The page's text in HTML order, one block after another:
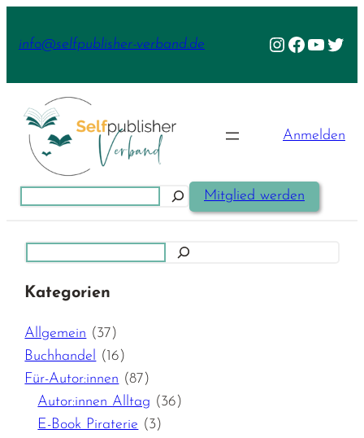
Inhalt
info@selfpublisher-verband.de Instagram
Facebook
Anmelden
Mitglied werden
Kategorien
Allgemein (37)
Buchhandel
(16)
Für-Autor:innen (87)
Autor:innen Alltag (36)
E-Book Piraterie (3)